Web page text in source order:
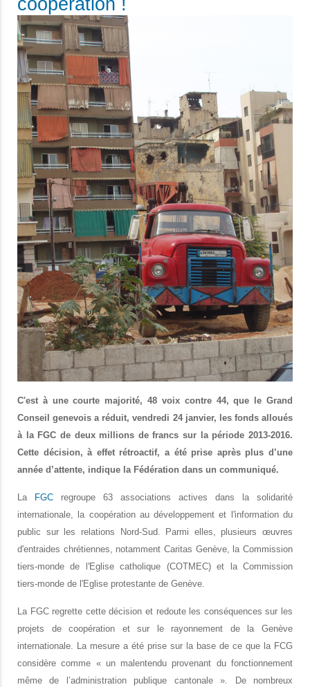
C'est à une courte majorité, 48 voix contre 44, que le Grand
Conseil genevois a réduit, vendredi 24 janvier, les fonds alloués
à la FGC de deux millions de francs sur la période 2013-2016.
Cette décision, à effet rétroactif, a été prise après plus d’une
année d’attente, indique la Fédération dans un communiqué.
La FGC regroupe 63 associations actives dans la solidarité
internationale, la coopération au développement et l'information du
public sur les relations Nord-Sud. Parmi elles, plusieurs œuvres
d'entraides chrétiennes, notamment Caritas Genève, la Commission
tiers-monde de l'Eglise catholique (COTMEC) et la Commission
tiers-monde de l'Eglise protestante de Genève.
La FGC regrette cette décision et redoute les conséquences sur les
projets de coopération et sur le rayonnement de la Genève
internationale. La mesure a été prise sur la base de ce que la FCG
considère comme « un malentendu provenant du fonctionnement
même de l’administration publique cantonale ». De nombreux